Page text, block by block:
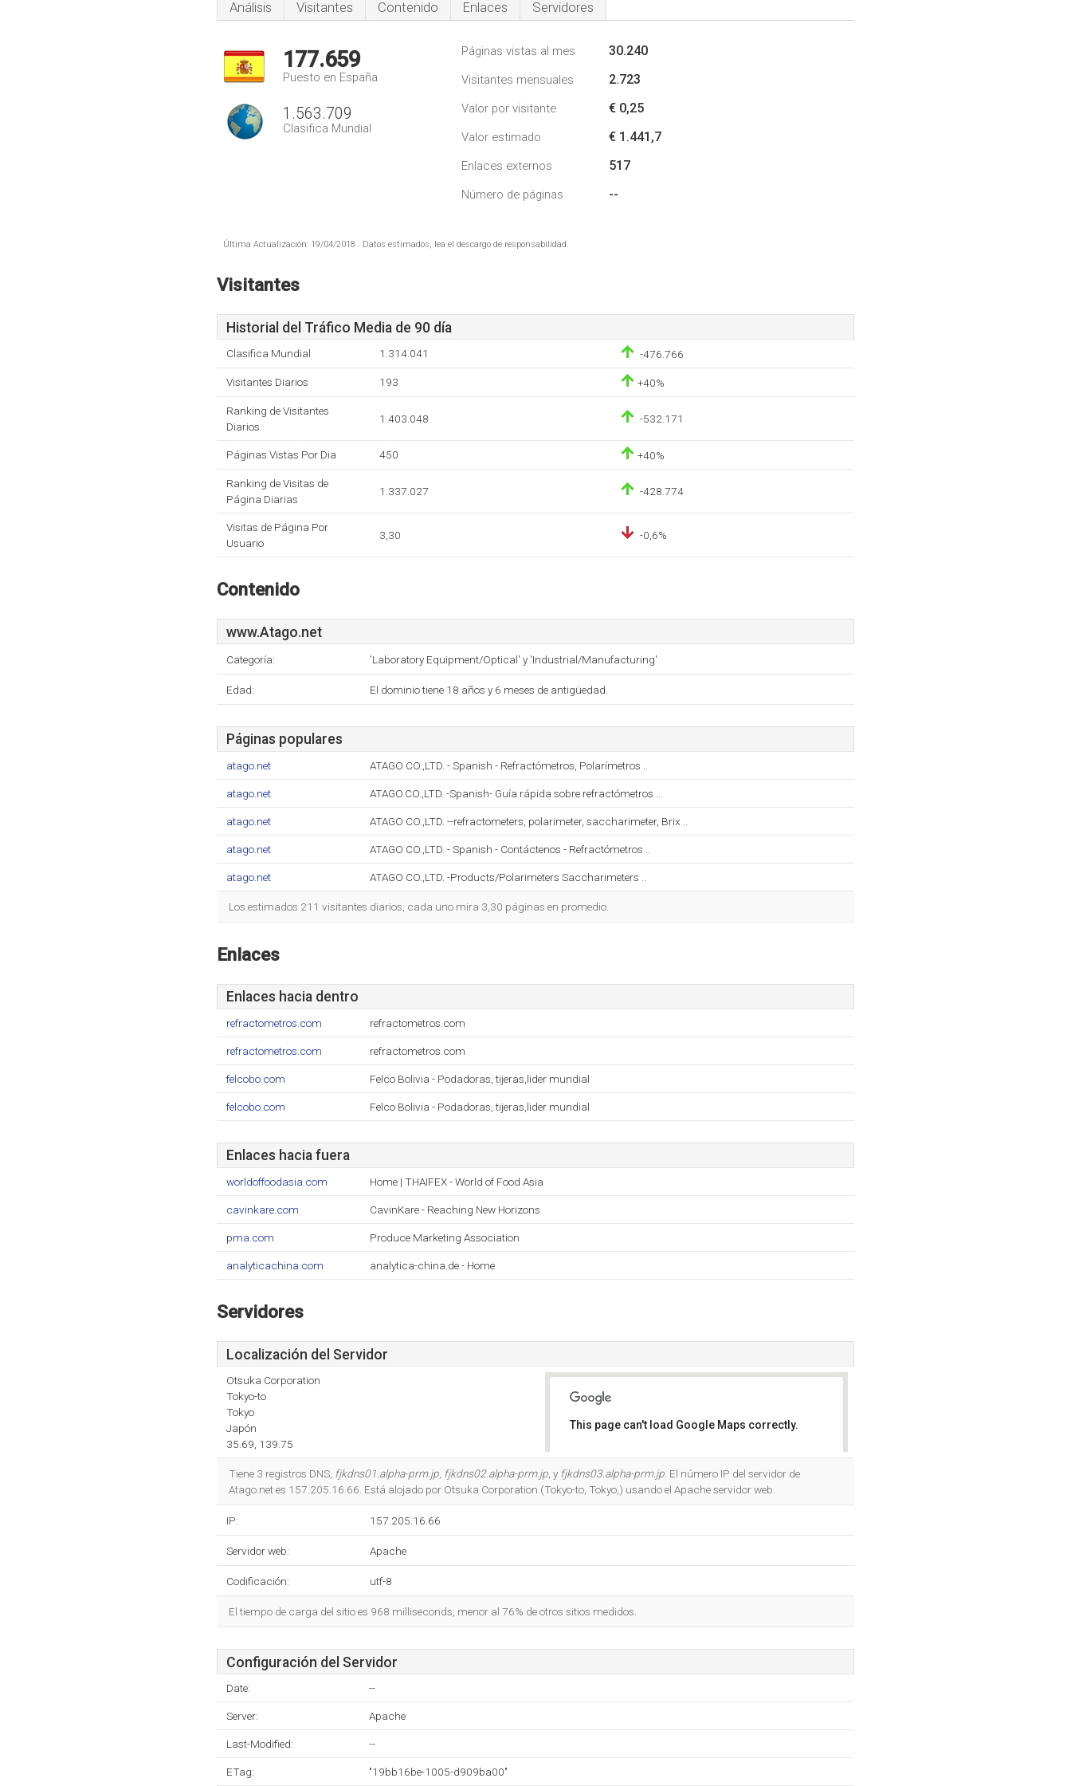
Análisis Visitantes Contenido Enlaces Servidores
177.659
Puesto en España
1.563.709
Clasifica Mundial
Páginas vistas al mes 30.240
Visitantes mensuales 2.723
Valor por visitante € 0,25
Valor estimado € 1.441,7
Enlaces externos 517
Número de páginas --
Última Actualización: 19/04/2018 . Datos estimados, lea el descargo de responsabilidad.
Visitantes
Historial del Tráfico Media de 90 día
Clasifica Mundial 1.314.041 -476.766
Visitantes Diarios 193 +40%
Ranking de Visitantes
Diarios
1.403.048 -532.171
Páginas Vistas Por Dia 450 +40%
Ranking de Visitas de
Página Diarias
1.337.027 -428.774
Visitas de Página Por
Usuario
3,30 -0,6%
Contenido
www.Atago.net
Categoría: 'Laboratory Equipment/Optical' y 'Industrial/Manufacturing'
Edad: El dominio tiene 18 años y 6 meses de antigüedad.
Páginas populares
atago.net ATAGO CO.,LTD. - Spanish - Refractómetros, Polarímetros ..
atago.net ATAGO.CO.,LTD. -Spanish- Guía rápida sobre refractómetros ..
atago.net ATAGO CO.,LTD. --refractometers, polarimeter, saccharimeter, Brix ..
atago.net ATAGO CO.,LTD. - Spanish - Contáctenos - Refractómetros ..
atago.net ATAGO CO.,LTD. -Products/Polarimeters Saccharimeters ..
Los estimados 211 visitantes diarios, cada uno mira 3,30 páginas en promedio.
Enlaces
Enlaces hacia dentro
refractometros.com refractometros.com
refractometros.com refractometros.com
felcobo.com Felco Bolivia - Podadoras, tijeras,lider mundial
felcobo.com Felco Bolivia - Podadoras, tijeras,lider mundial
Enlaces hacia fuera
worldoffoodasia.com Home | THAIFEX - World of Food Asia
cavinkare.com CavinKare - Reaching New Horizons
pma.com Produce Marketing Association
analyticachina.com analytica-china.de - Home
Servidores
Localización del Servidor
Otsuka Corporation
Tokyo-to
Tokyo
Japón
35.69, 139.75
This page can't load Google Maps correctly.
Tiene 3 registros DNS, fjkdns01.alpha-prm.jp fjkdns02.alpha-prm.jp , y fjkdns03.alpha-prm.jp . El número IP del servidor de
Atago.net es 157.205.16.66. Está alojado por Otsuka Corporation (Tokyo-to, Tokyo,) usando el Apache servidor web.
IP: 157.205.16.66
Servidor web: Apache
Codificación: utf-8
El tiempo de carga del sitio es 968 milliseconds, menor al 76% de otros sitios medidos.
Configuración del Servidor
Date: --
Server: Apache
Last-Modified: --
ETag: "19bb16be-1005-d909ba00"